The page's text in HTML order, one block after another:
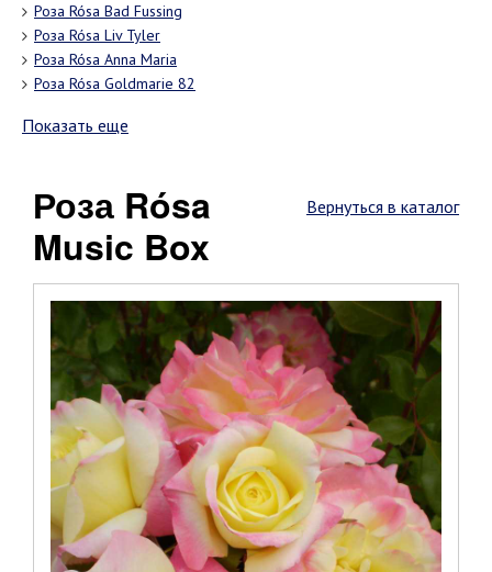
Роза Rósa Bad Fussing
Роза Rósa Liv Tyler
Роза Rósa Anna Maria
Роза Rósa Goldmarie 82
Показать еще
Вернуться в каталог
Роза Rósa
Music Box